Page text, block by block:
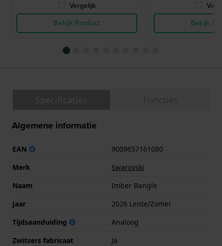
Vergelijk
Bekijk Product
Bekijk
Algemene informatie
EAN
9009657161080
Merk
Swarovski
Naam
Imber Bangle
Jaar
2026 Lente/Zomer
Tijdsaanduiding
Analoog
Zwitsers fabricaat
Ja